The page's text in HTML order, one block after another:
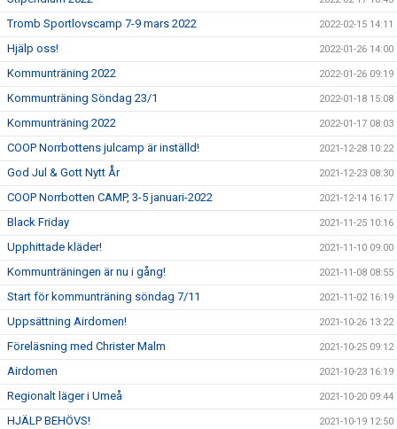
Tromb Sportlovscamp 7-9 mars 2022 2022-02-15 14:11
Hjälp oss! 2022-01-26 14:00
Kommunträning 2022 2022-01-26 09:19
Kommunträning Söndag 23/1 2022-01-18 15:08
Kommunträning 2022 2022-01-17 08:03
COOP Norrbottens julcamp är inställd! 2021-12-28 10:22
God Jul & Gott Nytt År 2021-12-23 08:30
COOP Norrbotten CAMP, 3-5 januari-2022 2021-12-14 16:17
Black Friday 2021-11-25 10:16
Upphittade kläder! 2021-11-10 09:00
Kommunträningen är nu i gång! 2021-11-08 08:55
Start för kommunträning söndag 7/11 2021-11-02 16:19
Uppsättning Airdomen! 2021-10-26 13:22
Föreläsning med Christer Malm 2021-10-25 09:12
Airdomen 2021-10-23 16:19
Regionalt läger i Umeå 2021-10-20 09:44
HJÄLP BEHÖVS! 2021-10-19 12:50